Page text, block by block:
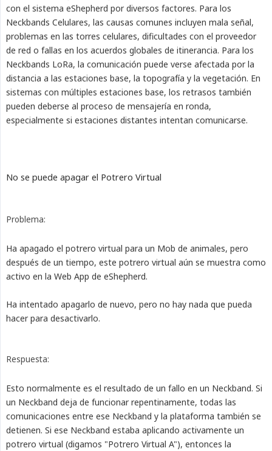
con el sistema eShepherd por diversos factores. Para los
Neckbands Celulares, las causas comunes incluyen mala señal,
problemas en las torres celulares, dificultades con el proveedor
de red o fallas en los acuerdos globales de itinerancia. Para los
Neckbands LoRa, la comunicación puede verse afectada por la
distancia a las estaciones base, la topografía y la vegetación. En
sistemas con múltiples estaciones base, los retrasos también
pueden deberse al proceso de mensajería en ronda,
especialmente si estaciones distantes intentan comunicarse.
No se puede apagar el Potrero Virtual
Problema:
Ha apagado el potrero virtual para un Mob de animales, pero
después de un tiempo, este potrero virtual aún se muestra como
activo en la Web App de eShepherd.
Ha intentado apagarlo de nuevo, pero no hay nada que pueda
hacer para desactivarlo.
Respuesta:
Esto normalmente es el resultado de un fallo en un Neckband. Si
un Neckband deja de funcionar repentinamente, todas las
comunicaciones entre ese Neckband y la plataforma también se
detienen. Si ese Neckband estaba aplicando activamente un
potrero virtual (digamos "Potrero Virtual A"), entonces la